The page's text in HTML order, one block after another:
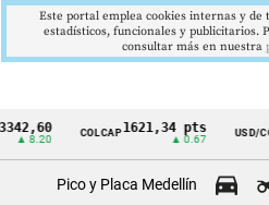
Cintillo
COLCAP1621,34 pts USD/COP
▲
Pico y Placa Medellín
Este portal emplea cookies internas y de
estadísticos, funcionales y publicitarios.
consultar más en nuestra